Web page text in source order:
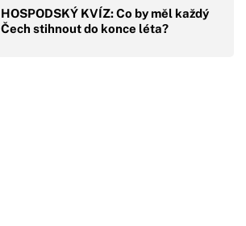
HOSPODSKÝ KVÍZ: Co by měl každý
Čech stihnout do konce léta?